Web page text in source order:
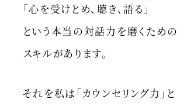
「心を受けとめ、聴き、語る」
という本当の対話力を磨くための
スキルがあります。
それを私は「カウンセリング力」と